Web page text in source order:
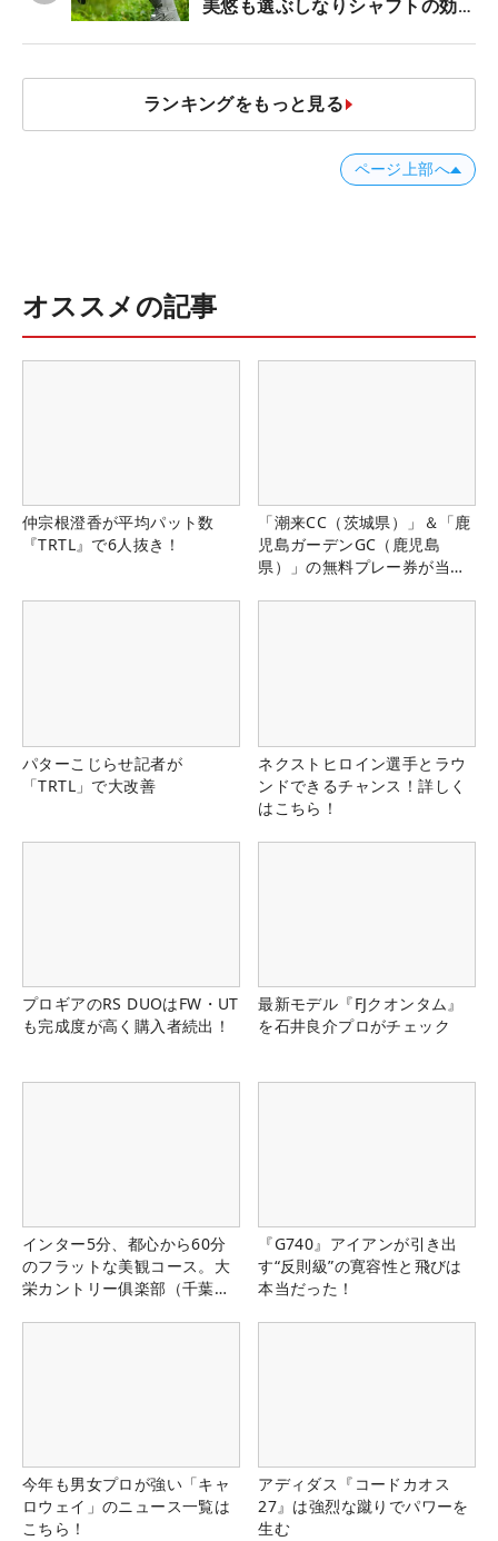
美悠も選ぶしなりシャフトの効果
ランキングをもっと見る
ページ上部へ
オススメの記事
仲宗根澄香が平均パット数
『TRTL』で6人抜き！
「潮来CC（茨城県）」＆「鹿
児島ガーデンGC（鹿児島
県）」の無料プレー券が当た
パターこじらせ記者が
「TRTL」で大改善
ネクストヒロイン選手とラウ
ンドできるチャンス！詳しく
はこちら！
プロギアのRS DUOはFW・UT
も完成度が高く購入者続出！
最新モデル『FJクオンタム』
を石井良介プロがチェック
インター5分、都心から60分
のフラットな美観コース。大
栄カントリー俱楽部（千葉
『G740』アイアンが引き出
す“反則級”の寛容性と飛びは
本当だった！
今年も男女プロが強い「キャ
ロウェイ」のニュース一覧は
こちら！
アディダス『コードカオス
27』は強烈な蹴りでパワーを
生む